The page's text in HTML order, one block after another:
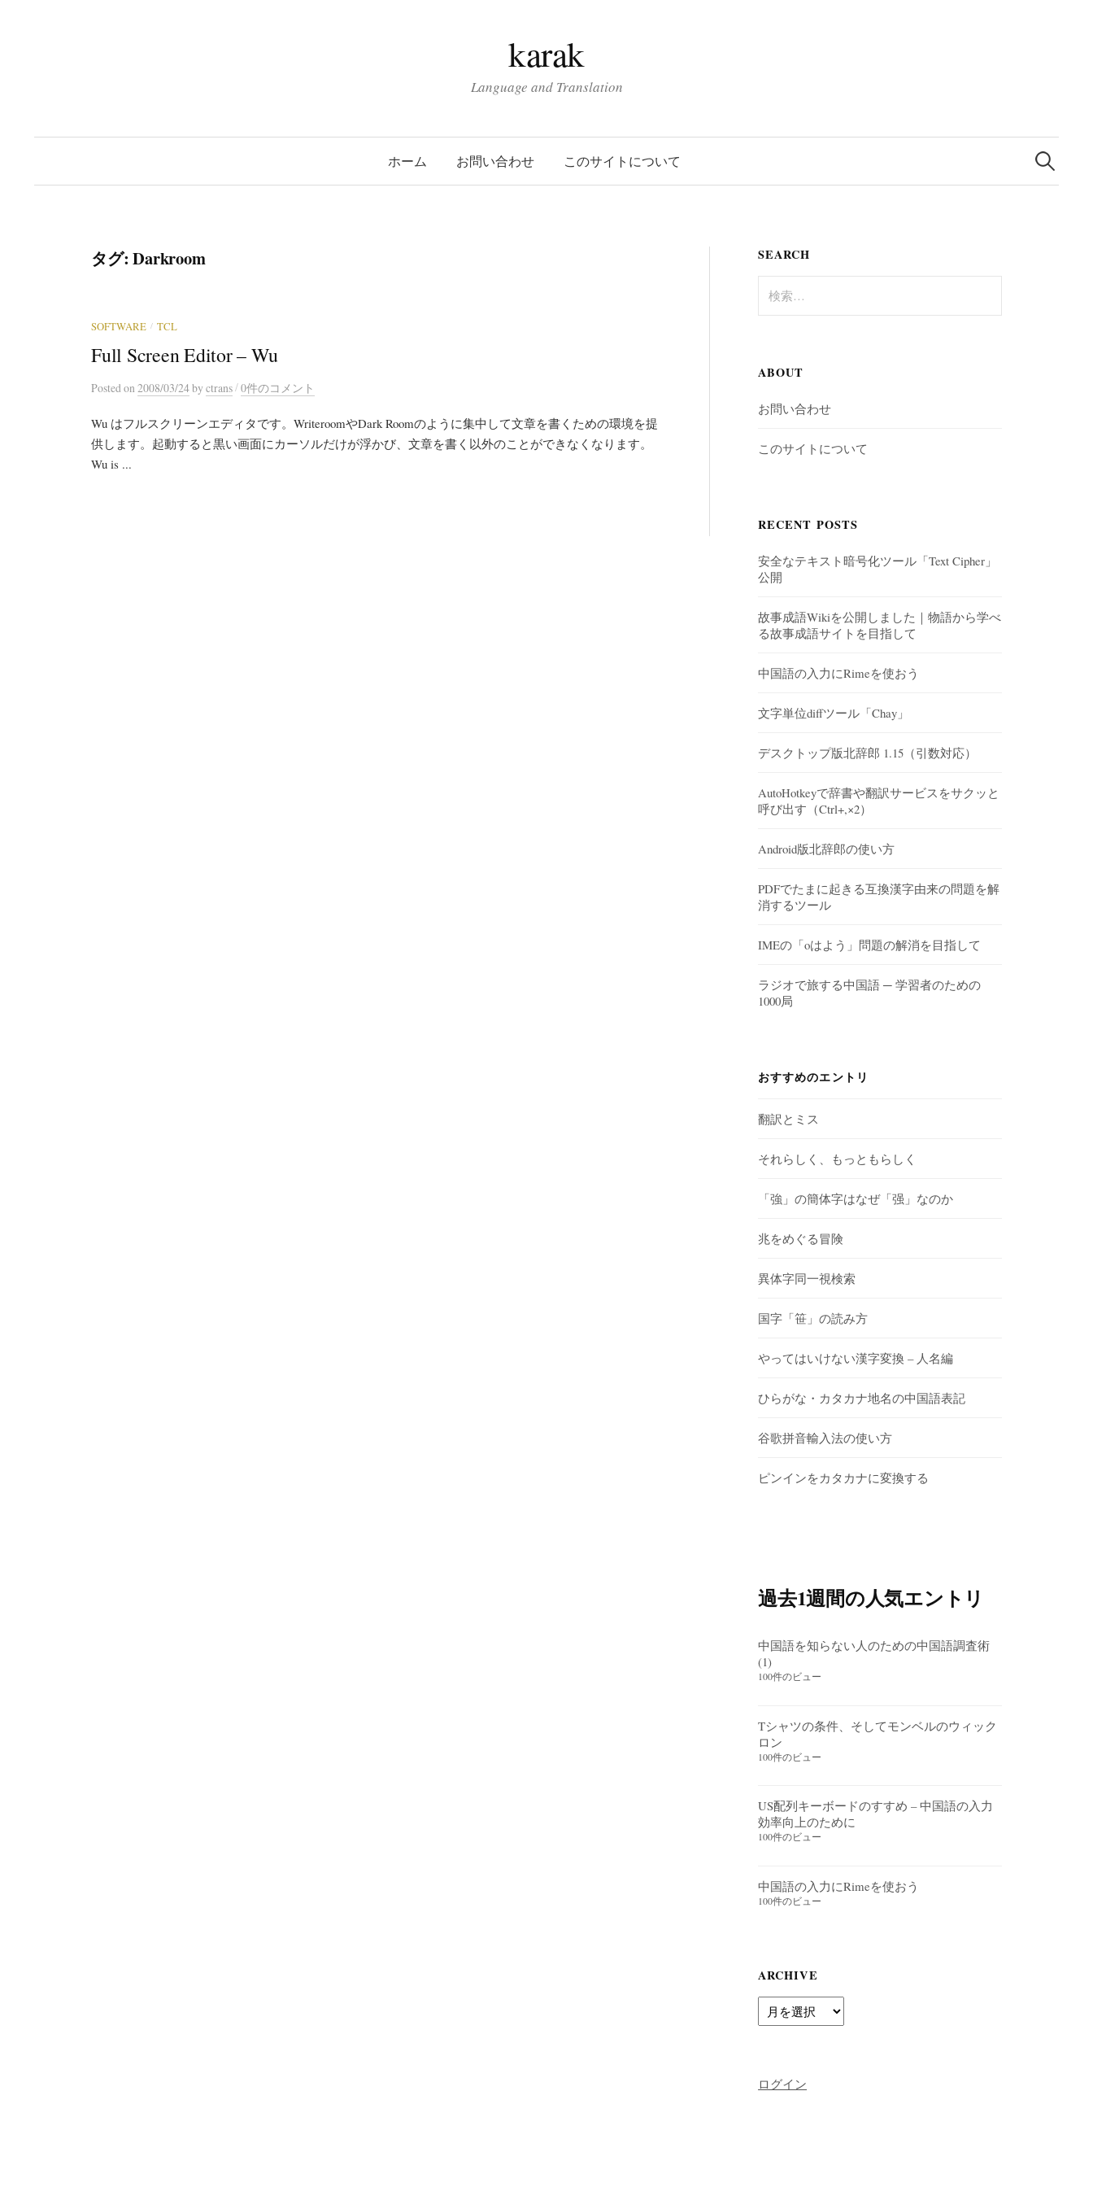
karak
Language and Translation
ホーム お問い合わせ このサイトについて
検
索:
タグ:Darkroom
SOFTWARE / TCL
Full Screen Editor – Wu
Postedon 2008/03/24by ctrans/0件のコメント
Wu はフルスクリーンエディタです。WriteroomやDark Roomのように集中して文章を書くための環境を提
供します。起動すると黒い画面にカーソルだけが浮かび、文章を書く以外のことができなくなります。
Wu is ...
SEARCH
索:
ABOUT
お問い合わせ
このサイトについて
RECENT POSTS
安全なテキスト暗号化ツール「Text Cipher」
公開
故事成語Wikiを公開しました｜物語から学べ
る故事成語サイトを目指して
中国語の入力にRimeを使おう
文字単位diffツール「Chay」
デスクトップ版北辞郎 1.15（引数対応）
AutoHotkeyで辞書や翻訳サービスをサクッと
呼び出す（Ctrl+,×2）
Android版北辞郎の使い方
PDFでたまに起きる互換漢字由来の問題を解
消するツール
IMEの「oはよう」問題の解消を目指して
ラジオで旅する中国語 ─ 学習者のための
1000局
おすすめのエントリ
翻訳とミス
それらしく、もっともらしく
「強」の簡体字はなぜ「强」なのか
兆をめぐる冒険
異体字同一視検索
国字「笹」の読み方
やってはいけない漢字変換 – 人名編
ひらがな・カタカナ地名の中国語表記
谷歌拼音輸入法の使い方
ピンインをカタカナに変換する
過去1週間の人気エントリ
中国語を知らない人のための中国語調査術
(1)
100件のビュー
Tシャツの条件、そしてモンベルのウィック
ロン
100件のビュー
US配列キーボードのすすめ – 中国語の入力
効率向上のために
100件のビュー
中国語の入力にRimeを使おう
100件のビュー
ARCHIVE
Archive
ログイン